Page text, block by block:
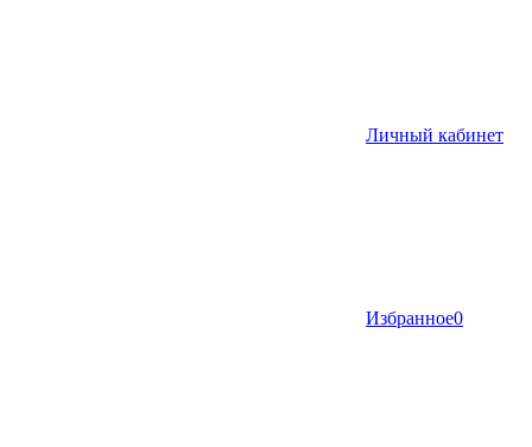
Личный кабинет
Избранное0